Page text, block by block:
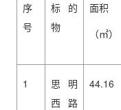
序
号
标的
物
面积
（㎡）
1
思明
西路
44.16